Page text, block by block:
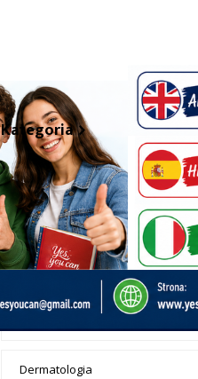
+ Dodaj wpis
Kategoria
Apteki
Badanie żył dopplerem
Chirurdzy
Dermatologia